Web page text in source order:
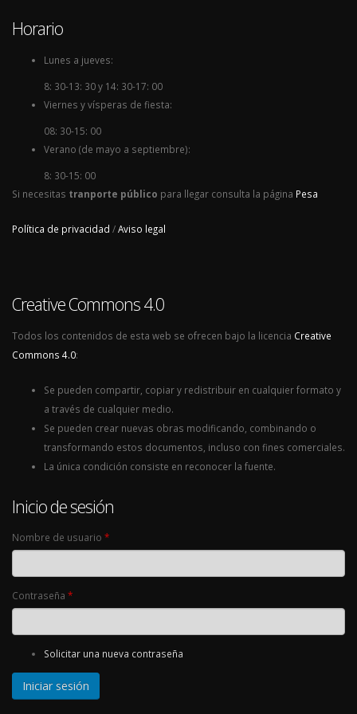
Horario
Lunes a jueves:
8: 30-13: 30 y 14: 30-17: 00
Viernes y vísperas de fiesta:
08: 30-15: 00
Verano (de mayo a septiembre):
8: 30-15: 00
Si necesitas tranporte público para llegar consulta la página Pesa
Política de privacidad /Aviso legal
Creative Commons 4.0
Todos los contenidos de esta web se ofrecen bajo la licencia Creative
Commons 4.0:
Se pueden compartir, copiar y redistribuir en cualquier formato y
a través de cualquier medio.
Se pueden crear nuevas obras modificando, combinando o
transformando estos documentos, incluso con fines comerciales.
La única condición consiste en reconocer la fuente.
Inicio de sesión
Nombre de usuario *
Contraseña *
Solicitar una nueva contraseña